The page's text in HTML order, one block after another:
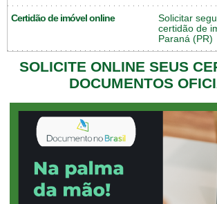
Certidão de imóvel online
Solicitar
certidão de
Paraná (PR)
SOLICITE ONLINE SEUS
DOCUMENTOS